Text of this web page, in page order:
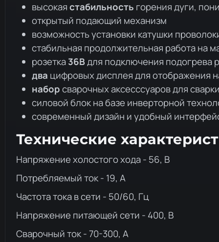
высокаястабильность горения дуги,
открытый подающий механизм
возможность установки катушки
cтабильная продолжительная работа на
розетка36Вдля подключения подогрева
два цифровых дисплея для отображения
наборсварочных аксесссуаров для
силовой блок на базе инверторной
современный дизайн и удобный
Технические
Напряжение холостого хода - 56, В
Потребляемый ток - 19, А
Частота тока в сети - 50/60, Гц
Напряжение питающей сети - 400, В
Сварочный ток - 70-300, А